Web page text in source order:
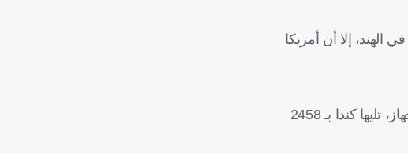
المشفرة عالميا بواقع 27 مليون فرد، مقارنة بـ 100 مليون فرد في الهند، إلا أن أمريكا
كما يفوق عدد أجهزة الصراف الآلي لـ بيتكوين في جميع أنحاء الولايات المتحدة أي دولة حول العالم، مع أكثر من 33 ألف جهاز، تليها كندا بـ 2458